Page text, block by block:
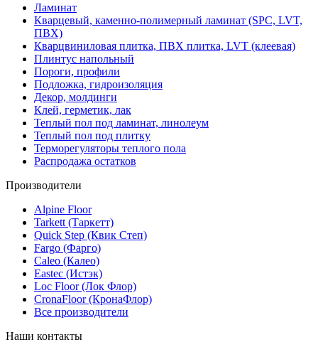
Ламинат
Кварцевый, каменно-полимерный ламинат (SPC, LVT,
ПВХ)
Кварцвиниловая плитка, ПВХ плитка, LVT (клеевая)
Плинтус напольный
Пороги, профили
Подложка, гидроизоляция
Декор, молдинги
Клей, герметик, лак
Теплый пол под ламинат, линолеум
Теплый пол под плитку
Терморегуляторы теплого пола
Распродажа остатков
Производители
Alpine Floor
Tarkett (Таркетт)
Quick Step (Квик Степ)
Fargo (Фарго)
Caleo (Калео)
Eastec (Истэк)
Loc Floor (Лок Флор)
CronaFloor (КронаФлор)
Все производители
Наши контакты